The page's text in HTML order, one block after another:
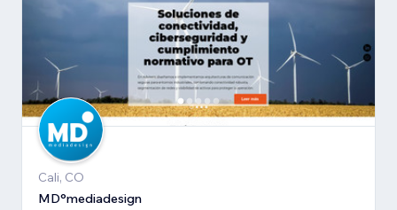
Cali, CO
MD°mediadesign